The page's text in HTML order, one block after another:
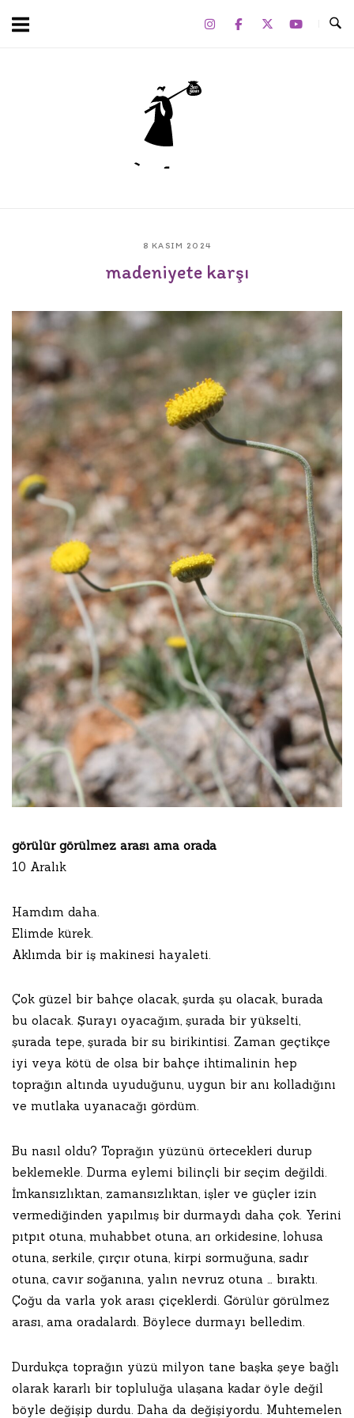
Home
8 KASIM 2024
madeniyete karşı
görülür görülmez arası ama orada
10 Aralık
Hamdım daha.
Elimde kürek.
Aklımda bir iş makinesi hayaleti.
Çok güzel bir bahçe olacak, şurda şu olacak, burada
bu olacak. Şurayı oyacağım, şurada bir yükselti,
şurada tepe, şurada bir su birikintisi. Zaman geçtikçe
iyi veya kötü de olsa bir bahçe ihtimalinin hep
toprağın altında uyuduğunu, uygun bir anı kolladığını
ve mutlaka uyanacağı gördüm.
Bu nasıl oldu? Toprağın yüzünü örtecekleri durup
beklemekle. Durma eylemi bilinçli bir seçim değildi.
İmkansızlıktan, zamansızlıktan, işler ve güçler izin
vermediğinden yapılmış bir durmaydı daha çok. Yerini
pıtpıt otuna, muhabbet otuna, arı orkidesine, lohusa
otuna, serkile, çırçır otuna, kirpi sormuğuna, sadır
otuna, cavır soğanına, yalın nevruz otuna … bıraktı.
Çoğu da varla yok arası çiçeklerdi. Görülür görülmez
arası, ama oradalardı. Böylece durmayı belledim.
Durdukça toprağın yüzü milyon tane başka şeye bağlı
olarak kararlı bir topluluğa ulaşana kadar öyle değil
böyle değişip durdu. Daha da değişiyordu. Muhtemelen